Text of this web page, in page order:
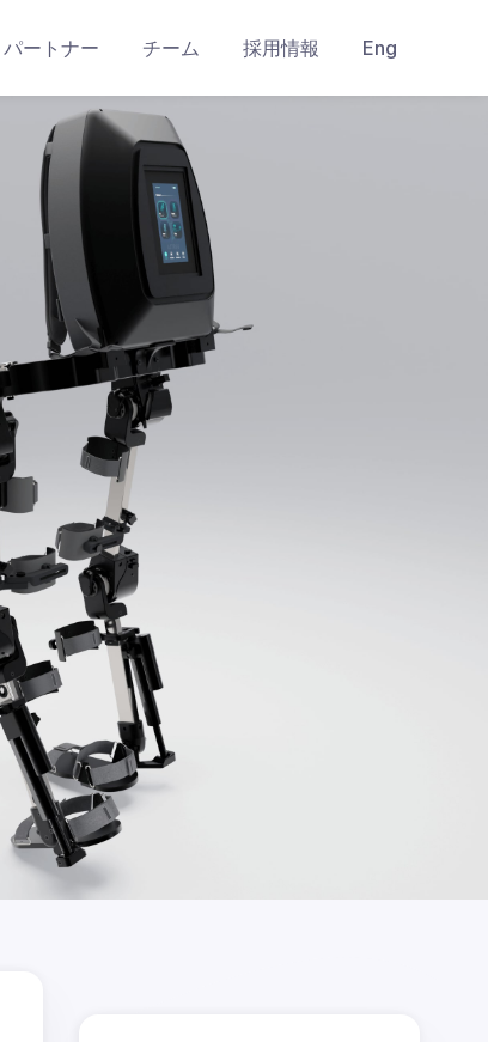
パートナー チーム 採用情報 Eng